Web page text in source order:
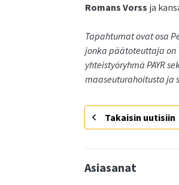
Romans Vorss ja
Tapahtumat ovat osa
jonka päätoteuttaja on
yhteistyöryhmä PAYR
maaseuturahoitusta ja
Takaisin uutisiin
Asiasanat